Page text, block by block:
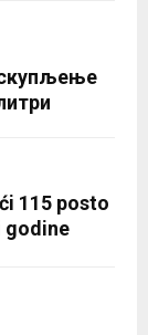
115 posto
godine